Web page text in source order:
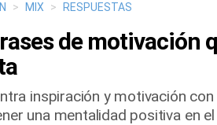
> MIX > RESPUESTAS
de motivación
inspiración y motivación
una mentalidad positiva en